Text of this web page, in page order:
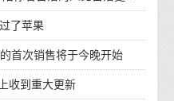
了苹果
首次销售将于今晚开始
收到重大更新